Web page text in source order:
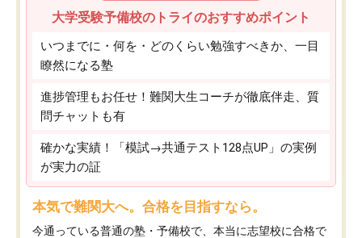
大学受験予備校のトライのおすすめポイント
いつまでに・何を・どのくらい勉強すべきか、一目
瞭然になる塾
進捗管理もお任せ！難関大生コーチが徹底伴走、質
問チャットも有
確かな実績！「模試→共通テスト128点UP」の実例
が実力の証
本気で難関大へ。合格を目指すなら。
今通っている普通の塾・予備校で、本当に志望校に合格で